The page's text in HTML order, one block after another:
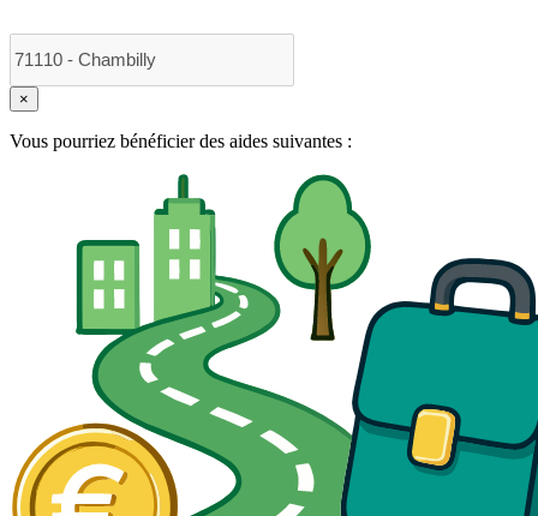
×
Vous pourriez bénéficier des aides suivantes :